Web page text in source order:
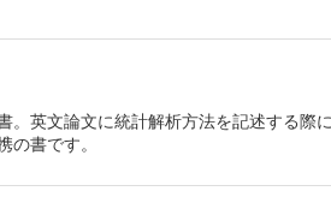
。英文論文に統計解析方法を記述する際
の書です。